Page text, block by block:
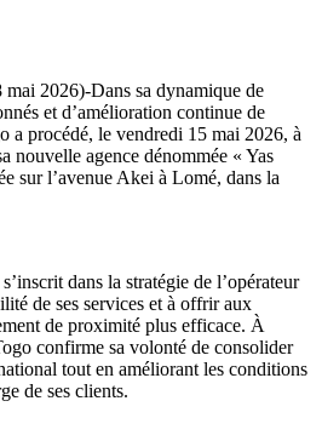
2026)-Dans sa dynamique de
et d’amélioration continue de
a procédé, le vendredi 15 mai 2026, à
nouvelle agence dénommée « Yas
sur l’avenue Akei à Lomé, dans la
dans la stratégie de l’opérateur
de ses services et à offrir aux
de proximité plus efficace. À
confirme sa volonté de consolider
tout en améliorant les conditions
de ses clients.